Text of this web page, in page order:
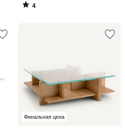
4
/
Финальная цена